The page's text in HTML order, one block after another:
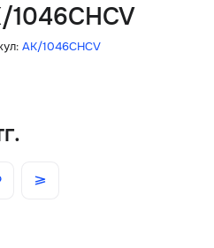
1046CHCV
AK/1046CHCV
и оплата